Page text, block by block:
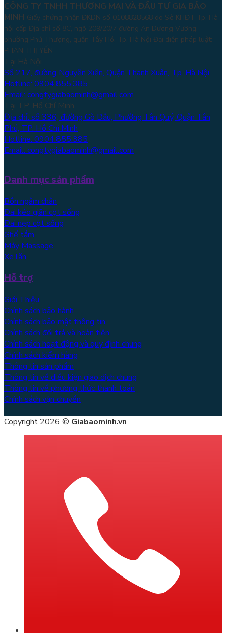
CÔNG TY TNHH THƯƠNG MẠI VÀ ĐẦU TƯ GIA BẢO
MINH Giấy chứng nhận ĐKDN số 0108828568 do Sở KHĐT Tp. Hà
nội cấp Địa chỉ số 8C, ngõ 209/20/7 đường An Dương Vương,
phường Phú Thượng, quận Tây Hồ, Tp. Hà Nội Đại diện pháp luật:
PHAN THỊ YẾN
Tại Hà Nội
Số 217, đường Nguyễn Xiển, Quận Thanh Xuân, Tp. Hà Nội
Hotline: 0904.855.385
Email: congtygiabaominh@gmail.com
Tại TP. Hồ Chí Minh
Địa chỉ: số 336, đường Gò Dầu, Phường Tân Quý, Quận Tân
Phú, TP. Hồ Chí Minh
Hotline: 0904.855.385
Email: congtygiabaominh@gmail.com
Danh mục sản phẩm
Bồn ngâm chân
Đai kéo giãn cột sống
Đai nẹp cột sống
Ghế tắm
Máy Massage
Xe lăn
Hỗ trợ
Giới Thiệu
Chính sách bảo hành
Chính sách bảo mật thông tin
Chính sách đổi trả và hoàn tiền
Chính sách hoạt động và quy định chung
Chính sách kiểm hàng
Thông tin sản phẩm
Thông tin về điều kiện giao dịch chung
Thông tin về phương thức thanh toán
Chính sách vận chuyển
Copyright 2026 © Giabaominh.vn